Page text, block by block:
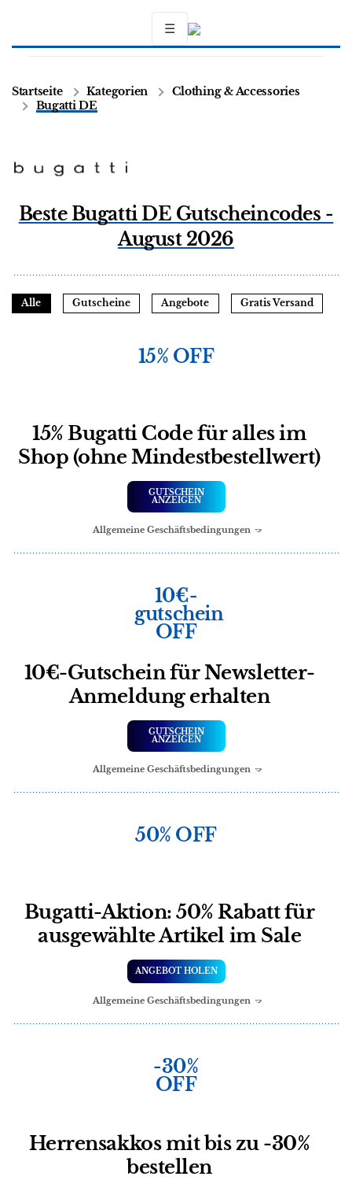
☰
Startseite Kategorien
Clothing & Accessories
Bugatti DE
Beste Bugatti DE Gutscheincodes -
August 2026
Alle Gutscheine Angebote Gratis Versand
15% OFF
15% Bugatti Code für alles im
Shop (ohne Mindestbestellwert)
GUTSCHEIN
ANZEIGEN
Allgemeine Geschäftsbedingungen
10€-
gutschein
OFF
10€-Gutschein für Newsletter-
Anmeldung erhalten
GUTSCHEIN
ANZEIGEN
Allgemeine Geschäftsbedingungen
50% OFF
Bugatti-Aktion: 50% Rabatt für
ausgewählte Artikel im Sale
ANGEBOT HOLEN
Allgemeine Geschäftsbedingungen
-30%
OFF
Herrensakkos mit bis zu -30%
bestellen